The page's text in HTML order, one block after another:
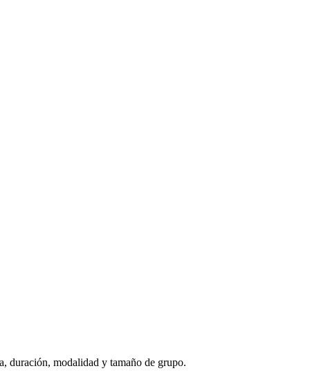
duración, modalidad y tamaño de grupo.